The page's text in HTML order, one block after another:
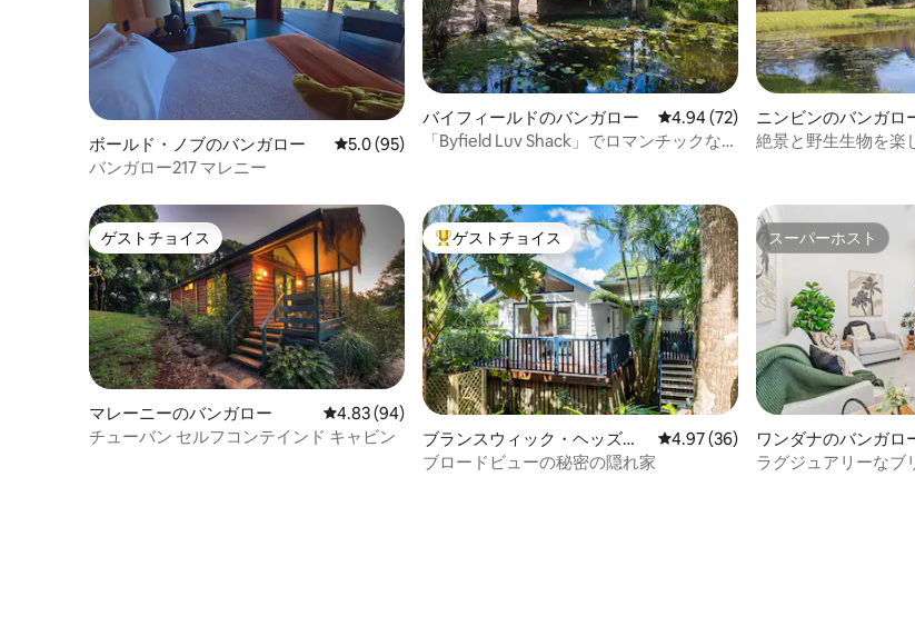
ボールド・ノブのバンガロー レビュー95件、5つ星中5.0つ星の平均評価
5.0 (95)
バンガロー217 マレニー
バイフィールドのバンガロー レビュー72件、5つ星中4.94つ星
4.94 (72)
「Byfield Luv Shack」でロマンチックなプ
ニンビンのバンガロ
絶景と野生生物を
ゲストチョイス
ゲストチョイス
マレーニーのバンガロー レビュー94件、5つ星中4.83つ星の平均評価
4.83 (94)
チューバン セルフコンテインド キャビン
大好評のゲストチョイスです。
ゲストチョイス
ブランスウィック・ヘッズの
バンガロー
レビュー36件、5つ星中4.97つ星
4.97 (36)
ブロードビューの秘密の隠れ家
スーパーホスト
スーパーホスト
ワンダナのバンガロ
ラグジュアリーなブ